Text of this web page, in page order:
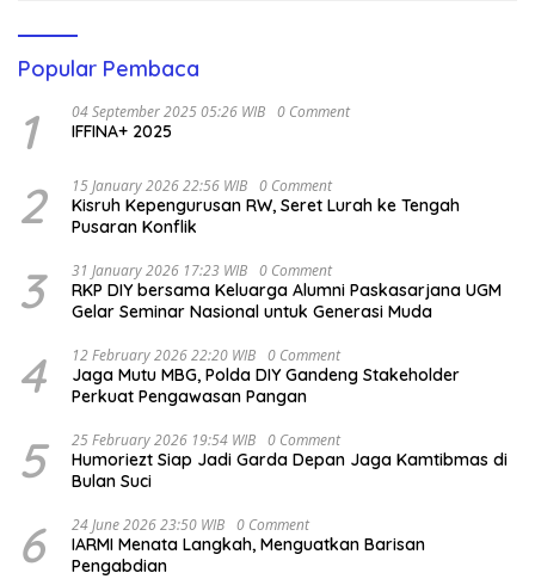
Popular Pembaca
1 04 September 2025 05:26 WIB 0 Comment
IFFINA+ 2025
2 15 January 2026 22:56 WIB 0 Comment
Kisruh Kepengurusan RW, Seret Lurah ke Tengah
Pusaran Konflik
3 31 January 2026 17:23 WIB 0 Comment
RKP DIY bersama Keluarga Alumni Paskasarjana UGM
Gelar Seminar Nasional untuk Generasi Muda
4 12 February 2026 22:20 WIB 0 Comment
Jaga Mutu MBG, Polda DIY Gandeng Stakeholder
Perkuat Pengawasan Pangan
5 25 February 2026 19:54 WIB 0 Comment
Humoriezt Siap Jadi Garda Depan Jaga Kamtibmas di
Bulan Suci
6 24 June 2026 23:50 WIB 0 Comment
IARMI Menata Langkah, Menguatkan Barisan
Pengabdian